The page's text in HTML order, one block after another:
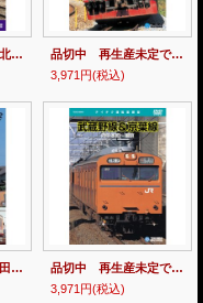
東武の電気機関車 北館林荷扱所〜久喜 【DVD】※販売を終了しました。
品切中 再生産未定です。 しなの鉄道 篠ノ井〜軽井沢 【DVD】
3,971円(税込)
名鉄三河線 吉良吉田－碧南－知立－猿投ー西中金 【DVD】※販売を終了しました。
品切中 再生産未定です。 武蔵野線＆京葉線 府中本町〜東京 【DVD】
3,971円(税込)